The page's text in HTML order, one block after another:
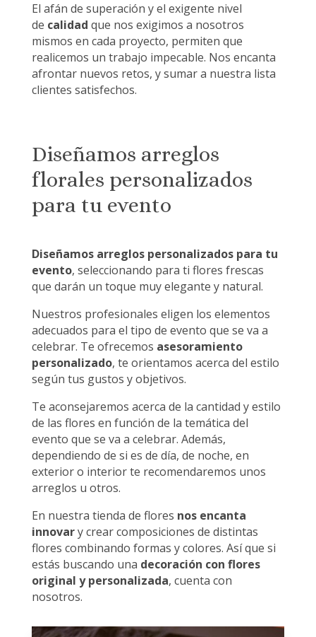
El afán de superación y el exigente nivel
de calidad que nos exigimos a nosotros
mismos en cada proyecto, permiten que
realicemos un trabajo impecable. Nos encanta
afrontar nuevos retos, y sumar a nuestra lista
clientes satisfechos.
Diseñamos arreglos
florales personalizados
para tu evento
Diseñamos arreglos personalizados para tu
evento, seleccionando para ti flores frescas
que darán un toque muy elegante y natural.
Nuestros profesionales eligen los elementos
adecuados para el tipo de evento que se va a
celebrar. Te ofrecemos asesoramiento
personalizado, te orientamos acerca del estilo
según tus gustos y objetivos.
Te aconsejaremos acerca de la cantidad y estilo
de las flores en función de la temática del
evento que se va a celebrar. Además,
dependiendo de si es de día, de noche, en
exterior o interior te recomendaremos unos
arreglos u otros.
En nuestra tienda de flores nos encanta
innovary crear composiciones de distintas
flores combinando formas y colores. Así que si
estás buscando una decoración con flores
original y personalizada, cuenta con
nosotros.